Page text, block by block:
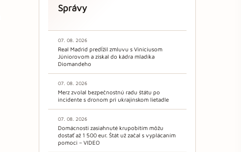
Správy
07. 08. 2026
Real Madrid predĺžil zmluvu s Viníciusom
Júniorovom a získal do kádra mladíka
Diomandeho
07. 08. 2026
Merz zvolal bezpečnostnú radu štátu po
incidente s dronom pri ukrajinskom lietadle
07. 08. 2026
Domácnosti zasiahnuté krupobitím môžu
dostať až 1 500 eur. Štát už začal s vyplácaním
pomoci – VIDEO